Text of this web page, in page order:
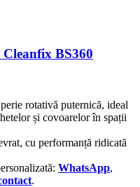
BS360
rotativă puternică, ideal
și covoarelor în spații
cu performanță ridicată
WhatsApp,
.